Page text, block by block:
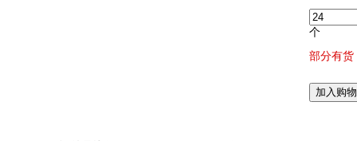
个
部分有货
加入购